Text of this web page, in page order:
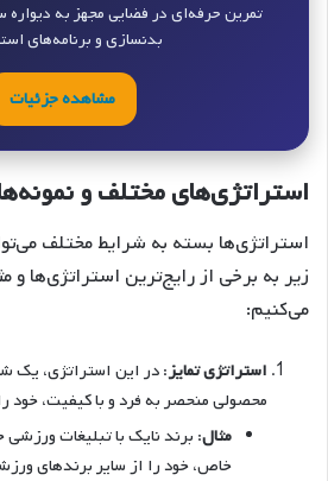
تمرین حرفه‌ای در فضایی مجهز به دیواره
بدنسازی و برنامه‌های
مشاهده جزئیات
استراتژی‌های مختلف و
استراتژی‌ها بسته به شرایط مختلف
زیر به برخی از رایج‌ترین استراتژی‌ها و
می‌کنیم:
استراتژی تمایز: در این استراتژی، یک
محصولی منحصر به فرد و با کیفیت، خود
مثال: برند نایک با تبلیغات
خاص، خود را از سایر برندهای